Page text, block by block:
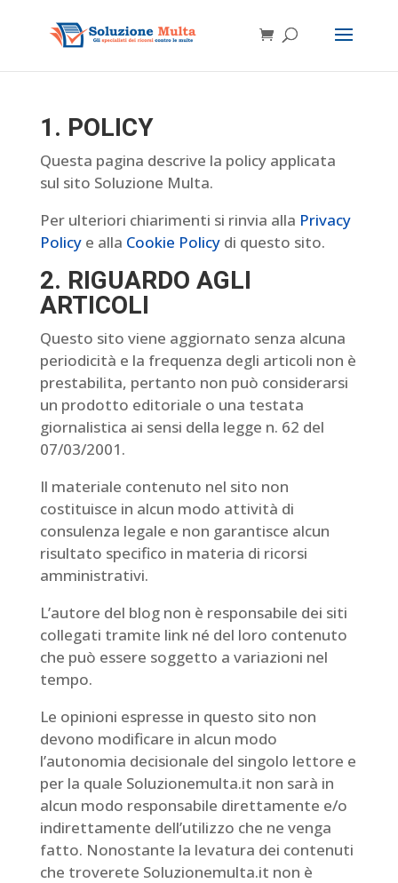
1. POLICY
Questa pagina descrive la policy applicata
sul sito Soluzione Multa.
Per ulteriori chiarimenti si rinvia alla Privacy
Policye alla Cookie Policydi questo sito.
2. RIGUARDO AGLI
ARTICOLI
Questo sito viene aggiornato senza alcuna
periodicità e la frequenza degli articoli non è
prestabilita, pertanto non può considerarsi
un prodotto editoriale o una testata
giornalistica ai sensi della legge n. 62 del
07/03/2001.
Il materiale contenuto nel sito non
costituisce in alcun modo attività di
consulenza legale e non garantisce alcun
risultato specifico in materia di ricorsi
amministrativi.
L’autore del blog non è responsabile dei siti
collegati tramite link né del loro contenuto
che può essere soggetto a variazioni nel
tempo.
Le opinioni espresse in questo sito non
devono modificare in alcun modo
l’autonomia decisionale del singolo lettore e
per la quale Soluzionemulta.it non sarà in
alcun modo responsabile direttamente e/o
indirettamente dell’utilizzo che ne venga
fatto. Nonostante la levatura dei contenuti
che troverete Soluzionemulta.it non è